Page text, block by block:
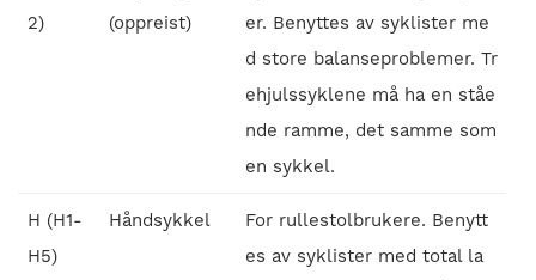
2)
(oppreist)
er. Benyttes av syklister me
d store balanseproblemer. Tr
ehjulssyklene må ha en ståe
nde ramme, det samme som
en sykkel.
H (H1-
H5)
Håndsykkel
For rullestolbrukere. Benytt
es av syklister med total la